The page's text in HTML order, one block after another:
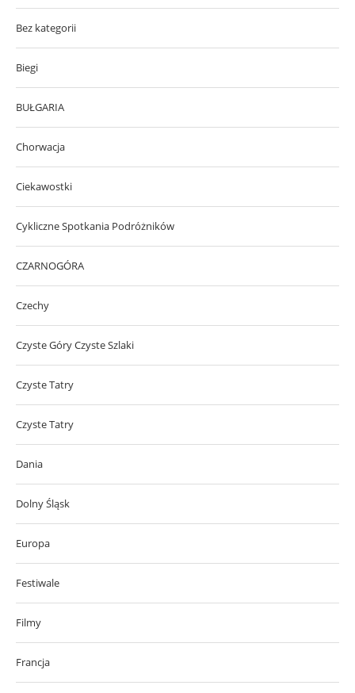
Bez kategorii
Biegi
BUŁGARIA
Chorwacja
Ciekawostki
Cykliczne Spotkania Podróżników
CZARNOGÓRA
Czechy
Czyste Góry Czyste Szlaki
Czyste Tatry
Czyste Tatry
Dania
Dolny Śląsk
Europa
Festiwale
Filmy
Francja